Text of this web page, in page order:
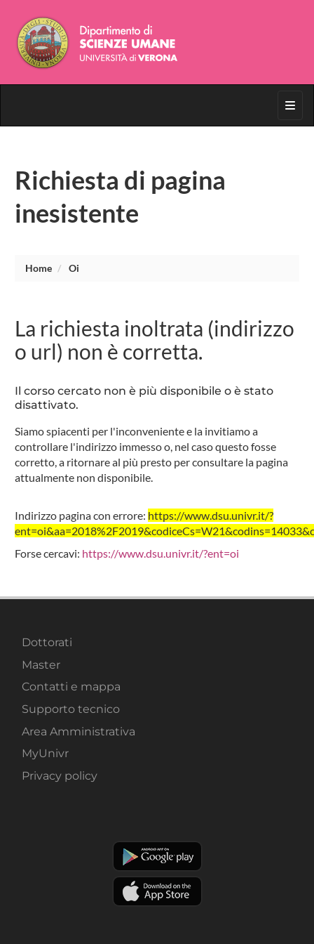
Richiesta di pagina
inesistente
Home Oi
La richiesta inoltrata (indirizzo
o url) non è corretta.
Il corso cercato non è più disponibile o è stato
disattivato.
Siamo spiacenti per l'inconveniente e la invitiamo a
controllare l'indirizzo immesso o, nel caso questo fosse
corretto, a ritornare al più presto per consultare la pagina
attualmente non disponibile.
Indirizzo pagina con errore: https://www.dsu.univr.it/?
Forse cercavi: https://www.dsu.univr.it/?ent=oi
Dottorati
Master
Contatti e mappa
Supporto tecnico
Area Amministrativa
MyUnivr
Privacy policy